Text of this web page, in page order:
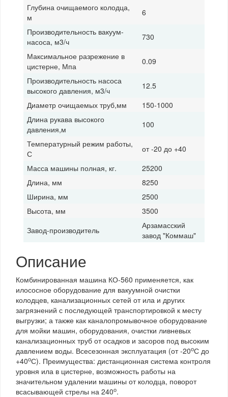
Глубина очищаемого колодца,
м
6
Производительность вакуум-
насоса, м3/ч
730
Максимальное разрежение в
цистерне, Мпа
0.09
Производительность насоса
высокого давления, м3/ч
12.5
Диаметр очищаемых труб,мм
150-1000
Длина рукава высокого
давления,м
100
Температурный режим работы,
С
от -20 до +40
Масса машины полная, кг.
25200
Длина, мм
8250
Ширина, мм
2500
Высота, мм
3500
Завод-производитель
Арзамасский
завод "Коммаш"
Описание
Комбинированная машина КО-560 применяется, как
илососное оборудование для вакуумной очистки
колодцев, канализационных сетей от ила и других
загрязнений с последующей транспортировкой к месту
выгрузки; а также как каналопромывочное оборудование
для мойки машин, оборудования, очистки ливневых
канализационных труб от осадков и засоров под высоким
давлением воды. Всесезонная эксплуатация (от -20оС до
+40оС). Преимущества: дистанционная система контроля
уровня ила в цистерне, возможность работы на
значительном удалении машины от колодца, поворот
всасывающей стрелы на 240о.